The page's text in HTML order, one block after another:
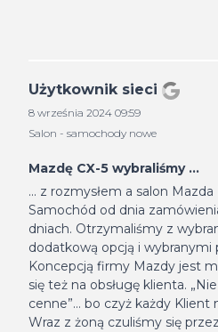
Użytkownik sieci
8 września 2024 09:59
Salon - samochody nowe
Mazdę CX-5 wybraliśmy ...
... z rozmysłem a salon
Samochód od dnia
dniach. Otrzymaliśmy z
dodatkową opcją i wybranymi
Koncepcją firmy Mazdy jest
się też na obsługę klienta.
cenne”… bo czyż każdy Klient
Wraz z żoną czuliśmy się